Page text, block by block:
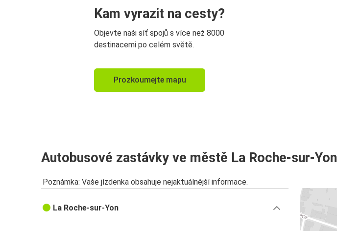
Kam vyrazit na cesty?
Objevte naši síť spojů s více než 8000
destinacemi po celém světě.
Prozkoumejte mapu
Autobusové zastávky ve městě La Roche-sur-Yon
Poznámka: Vaše jízdenka obsahuje nejaktuálnější informace.
La Roche-sur-Yon